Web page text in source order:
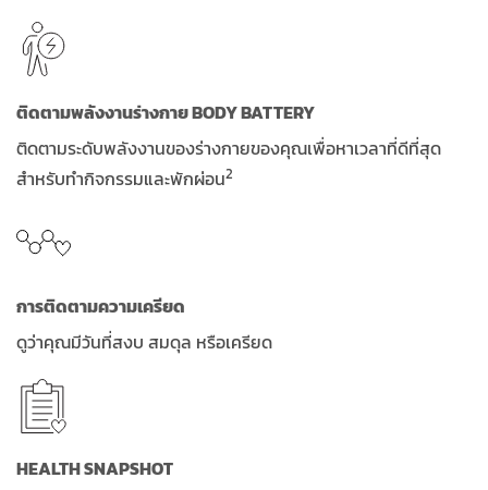
ติดตามพลังงานร่างกาย BODY BATTERY
ติดตามระดับพลังงานของร่างกายของคุณเพื่อหาเวลาที่ดีที่สุด
สำหรับทำกิจกรรมและพักผ่อน2
การติดตามความเครียด
ดูว่าคุณมีวันที่สงบ สมดุล หรือเครียด
HEALTH SNAPSHOT